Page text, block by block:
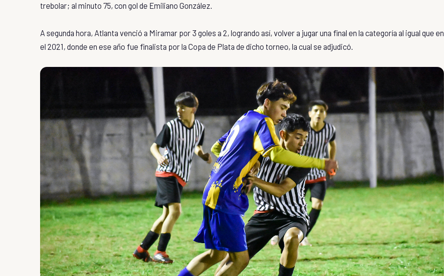
trebolar; al minuto 75, con gol de Emiliano González.
A segunda hora, Atlanta venció a Miramar por 3 goles a 2, logrando así, volver a jugar una final en la categoría al igual que en
el 2021, donde en ese año fue finalista por la Copa de Plata de dicho torneo, la cual se adjudicó.